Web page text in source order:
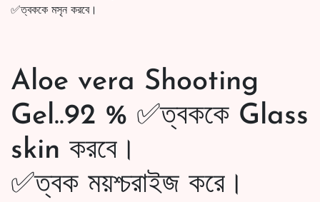
✅ত্বককে মসৃন করবে।
Aloe vera Shooting
Gel..92 % ✅ত্বককে Glass
skin করবে।
✅ত্বক ময়শ্চরাইজ করে।